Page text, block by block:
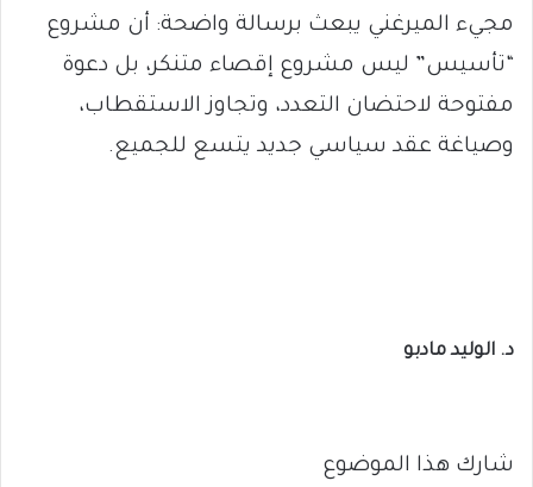
مجيء الميرغني يبعث برسالة واضحة: أن مشروع
“تأسيس” ليس مشروع إقصاء متنكر، بل دعوة
مفتوحة لاحتضان التعدد، وتجاوز الاستقطاب،
وصياغة عقد سياسي جديد يتسع للجميع.
د. الوليد مادبو
شارك هذا الموضوع